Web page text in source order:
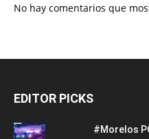
No hay comentarios que
EDITOR PICKS
#Morelos